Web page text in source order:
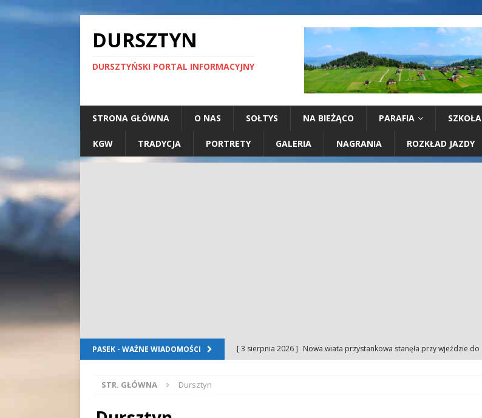
DURSZTYN
DURSZTYŃSKI PORTAL INFORMACYJNY
STRONA GŁÓWNA O NAS SOŁTYS NA BIEŻĄCO PARAFIA SZKOŁA
KGW TRADYCJA PORTRETY GALERIA NAGRANIA ROZKŁAD JAZDY
PASEK - WAŻNE WIADOMOŚCI [ 3 sierpnia 2026 ] Nowa wiata przystankowa stanęła przy wjeździe do
STR. GŁÓWNA Dursztyn